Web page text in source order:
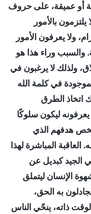
أو عميقة، على حروف
بالأمور
ولا يعرفون الأمور
والسبب وراء هذا هو
ولذلك لا يرغبون في
في كلمة الله
اتخاذ الطرق
ليكون سلوكًا
هدفهم الذي
المباشرة لهذا
الجيد كبديل عن
الإنسان ليتملق
به الحق،
ذاته، ينحّي الناس